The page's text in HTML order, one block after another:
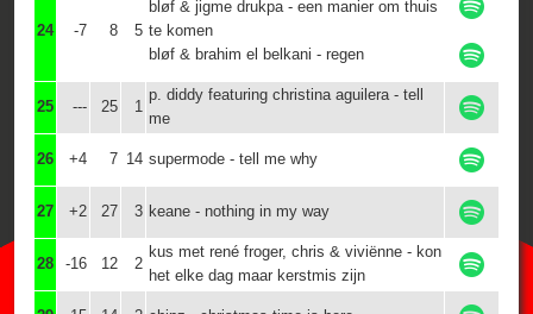
24 -7 8 5
bløf & jigme drukpa - een manier om thuis
te komen
bløf & brahim el belkani - regen
25 --- 25 1
p. diddy featuring christina aguilera - tell
me
26 +4 7 14 supermode - tell me why
27 +2 27 3 keane - nothing in my way
28 -16 12 2
kus met rené froger, chris & viviënne - kon
het elke dag maar kerstmis zijn